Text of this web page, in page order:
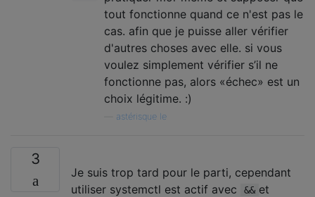
tout fonctionne quand ce n'est pas le
cas. afin que je puisse aller vérifier
d'autres choses avec elle. si vous
voulez simplement vérifier s’il ne
fonctionne pas, alors «échec» est un
choix légitime. :)
astérisque le
3
Je suis trop tard pour le parti, cependant
utiliser systemctl est actif avec
&& et